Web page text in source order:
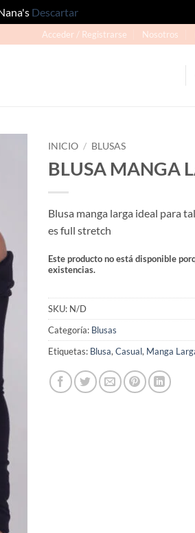
Descartar
Acceder / Registrarse Nosotros
INICIO / BLUSAS
BLUSA MANGA
Blusa manga larga ideal para
es full stretch
Este producto no está disponible
existencias.
SKU: N/D
Categoría: Blusas
Etiquetas: Blusa, Casual, Manga